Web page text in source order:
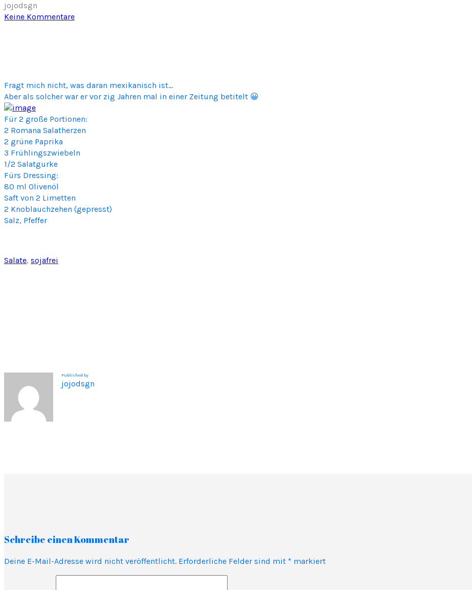
jojodsgn
Keine Kommentarez
k
a
i
s
h
a
l
Fragt mich nicht, was daran mexikanisch ist…
Aber als solcher war er vor zig Jahren mal in einer Zeitung betitelt 😀
Für 2 große Portionen:
2 Romana Salatherzen
2 grüne Paprika
3 Frühlingszwiebeln
1/2 Salatgurke
Fürs Dressing:
80 ml Olivenöl
Saft von 2 Limetten
2 Knoblauchzehen (gepresst)
Salz, Pfeffer
Salate, sojafrei
Published by
jojodsgn
Schreibe einen Kommentar
Deine E-Mail-Adresse wird nicht veröffentlicht. Erforderliche Felder sind mit * markiert